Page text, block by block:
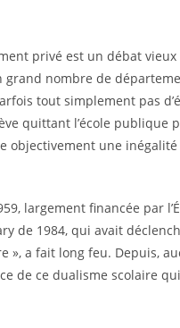
privé est un débat vieux
grand nombre de
tout simplement pas
quittant l’école publique
objectivement une inégalité
largement financée par
de 1984, qui avait
», a fait long feu. Depuis,
de ce dualisme scolaire